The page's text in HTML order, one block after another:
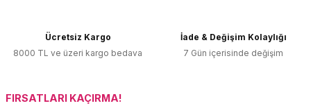
Ürün fiyatı diğer sitelerden daha pahalı.
Bu ürüne benzer farklı alternatifler olmalı.
Ücretsiz Kargo
8000 TL ve üzeri kargo bedava
İade & Değişim Kolaylığı
7 Gün içerisinde değişim
FIRSATLARI KAÇIRMA!